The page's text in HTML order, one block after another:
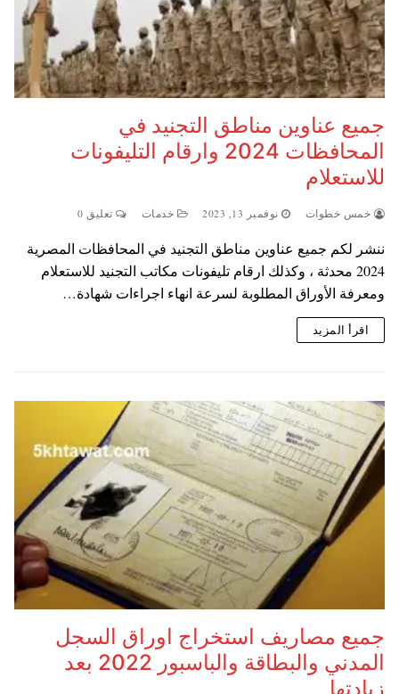
جميع عناوين مناطق التجنيد في
المحافظات 2024 وارقام التليفونات
للاستعلام
خمس خطوات نوفمبر 13, 2023 خدمات تعليق 0
ننشر لكم جميع عناوين مناطق التجنيد في المحافظات المصرية
2024 محدثة ، وكذلك ارقام تليفونات مكاتب التجنيد للاستعلام
ومعرفة الأوراق المطلوبة لسرعة انهاء اجراءات شهادة…
اقرأ المزيد
جميع مصاريف استخراج اوراق السجل
المدني والبطاقة والباسبور 2022 بعد
زيادتها